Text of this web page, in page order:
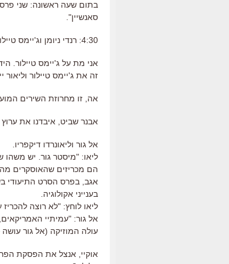
בתום שעה ראשונה: שני
סאנשיין".
4:30: רנדי ניומן וג'יימס טיילור שרים את השיר מתוך "מכוניות".
אני מת על ג'יימס טיילור.
זה את ג'יימס טיילור וליאור
אה, זו מחרוזת השירים
אבנר שביט, איבדנו את
אל גור וליאונרדו דיקפריו.
ליאו: "מיסטר גור. יש משהו
הם מכריזים שהאוסקרים
אגב, בפרס הסרט התיעודי
בענייני אקולוגיה.
ליאו לוחץ: "לא רוצה
אל גור: "עמיתיי
עולה המוזיקה (אל גור
אוקיי, אנצל את הפסקת